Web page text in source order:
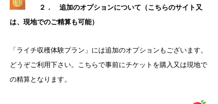
２． 追加のオプションについて（こちらのサイト又
は、現地でのご精算も可能）
「ライチ収穫体験プラン」には追加のオプションもございます。
どうぞご利用下さい。こちらで事前にチケットを購入又は現地で
の精算となります。